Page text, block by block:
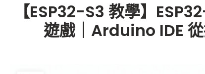
【ESP32-S3 教學】
遊戲｜Arduino IDE